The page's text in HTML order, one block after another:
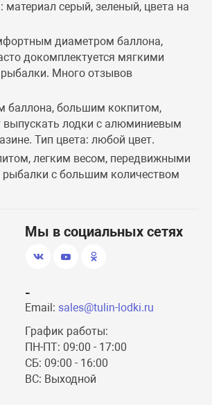
серый, зеленый, цвета на
диаметром баллона,
докомплектуется мягкими
Много отзывов
баллона, большим кокпитом,
лодки с алюминиевым
Тип цвета: любой цвет.
легким весом, передвижными
рыбалки с большим количеством
Мы в социальных сетях
-
Email: sales@tulin-lodki.ru
График работы:
ПН-ПТ: 09:00 - 17:00
СБ: 09:00 - 16:00
ВС: Выходной